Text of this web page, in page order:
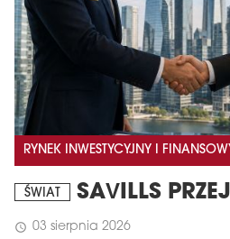
RYNEK INWESTYCYJNY I
ŚWIAT SAVILLS
schedule 03 sierpnia 2026